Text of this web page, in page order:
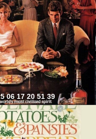
06 17 20 51 39